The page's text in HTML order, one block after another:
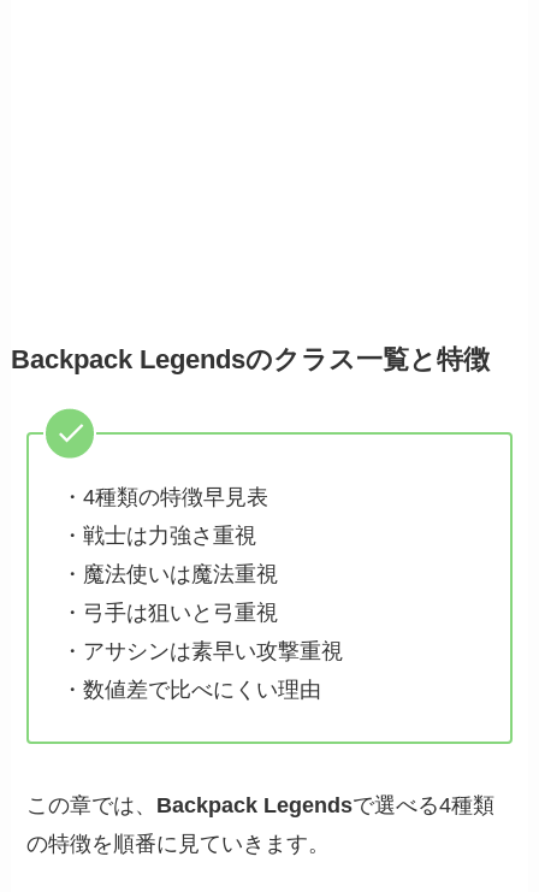
Backpack Legendsのクラス一覧と特徴
・4種類の特徴早見表
・戦士は力強さ重視
・魔法使いは魔法重視
・弓手は狙いと弓重視
・アサシンは素早い攻撃重視
・数値差で比べにくい理由
この章では、 Backpack Legendsで選べる4種類
の特徴を順番に見ていきます。